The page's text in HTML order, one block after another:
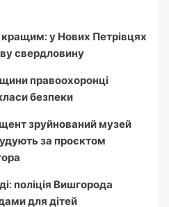
у Нових Петрівцях
свердловину
правоохоронці
безпеки
зруйнований музей
за проєктом
поліція Вишгорода
для дітей